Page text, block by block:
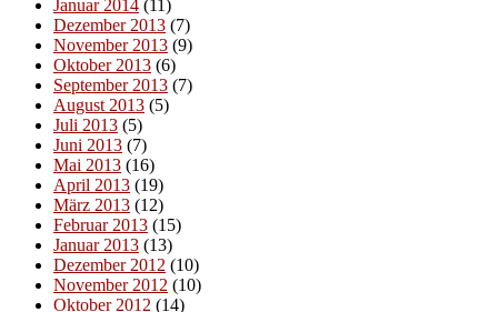
Januar 2014 (11)
Dezember 2013 (7)
November 2013 (9)
Oktober 2013 (6)
September 2013 (7)
August 2013 (5)
Juli 2013 (5)
Juni 2013 (7)
Mai 2013 (16)
April 2013 (19)
März 2013 (12)
Februar 2013 (15)
Januar 2013 (13)
Dezember 2012 (10)
November 2012 (10)
Oktober 2012 (14)